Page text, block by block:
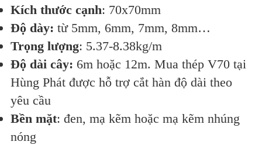
Kích thước cạnh: 70x70mm
Độ dày: từ 5mm, 6mm, 7mm, 8mm…
Trọng lượng: 5.37-8.38kg/m
Độ dài cây: 6m hoặc 12m. Mua thép V70 tại
Hùng Phát được hỗ trợ cắt hàn độ dài theo
yêu cầu
Bền mặt: đen, mạ kẽm hoặc mạ kẽm nhúng
nóng